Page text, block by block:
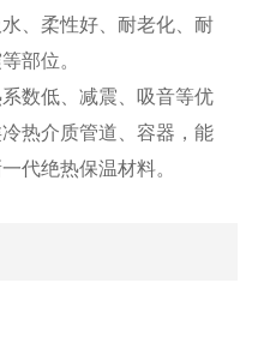
、柔性好、耐老化、耐
部位。
数低、减震、吸音等优
热介质管道、容器，能
代绝热保温材料。